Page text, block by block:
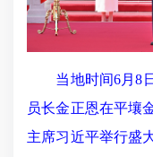
当地时间6月8日
员长金正恩在平壤
主席习近平举行盛